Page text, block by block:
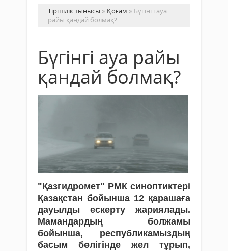
Тіршілік тынысы » Қоғам » Бүгінгі ауа
райы қандай болмақ?
Бүгінгі ауа райы
қандай болмақ?
"Қазгидромет" РМК синоптиктері
Қазақстан бойынша 12 қарашаға
дауылды ескерту жариялады.
Мамандардың болжамы
бойынша, республикамыздың
басым бөлігінде жел тұрып,